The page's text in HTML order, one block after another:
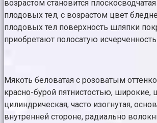
возрастом становится
плодовых тел, с возрастом цвет
плодовых тел поверхность шляпки
приобретают полосатую исчерченность.
Мякоть беловатая с розоватым
красно-бурой пятнистостью,
цилиндрическая, часто изогнутая,
внутренней стороне, радиально